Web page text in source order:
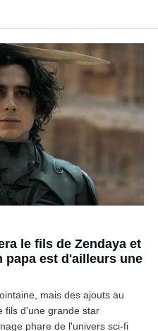
le fils de Zendaya et
papa est d'ailleurs une
mais des ajouts au
fils d'une grande star
phare de l'univers sci-fi